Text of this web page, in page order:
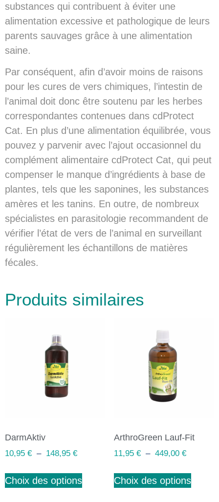
substances qui contribuent à éviter une
alimentation excessive et pathologique de leurs
parents sauvages grâce à une alimentation
saine.
Par conséquent, afin d’avoir moins de raisons
pour les cures de vers chimiques, l’intestin de
l’animal doit donc être soutenu par les herbes
correspondantes contenues dans cdProtect
Cat. En plus d’une alimentation équilibrée, vous
pouvez y parvenir avec l’ajout occasionnel du
complément alimentaire cdProtect Cat, qui peut
compenser le manque d’ingrédients à base de
plantes, tels que les saponines, les substances
amères et les tanins. En outre, de nombreux
spécialistes en parasitologie recommandent de
vérifier l’état de vers de l’animal en surveillant
régulièrement les échantillons de matières
fécales.
Produits similaires
DarmAktiv
10,95 € – 148,95 €
Choix des options
ArthroGreen Lauf-Fit
11,95 € – 449,00 €
Choix des options